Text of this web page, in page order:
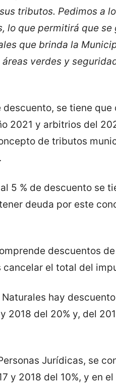
tributos. Pedimos a
lo que permitirá que
que brinda la
verdes y
descuento, se tiene
2021 y arbitrios del
de tributos
5 % de descuento se
deuda por este
descuentos
el total del
hay
2018 del 20% y, del
Jurídicas, se
y 2018 del 10%, y en